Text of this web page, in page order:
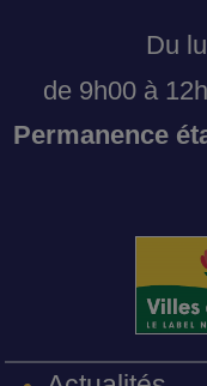
Du
de 9h00 à
Permanence